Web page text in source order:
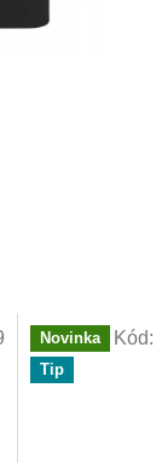
Novinka
Tip
Kód: